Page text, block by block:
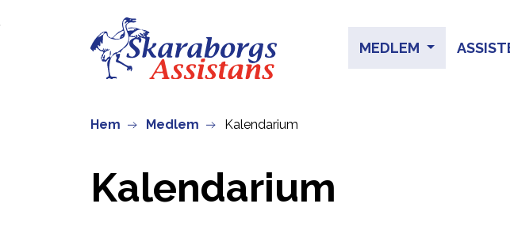
Skip to main content
MEDLEM
Hem Medlem Kalendarium
Kalendarium